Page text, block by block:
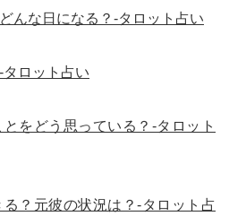
んな日になる？-タロット占い
ロット占い
をどう思っている？-タロット
？元彼の状況は？-タロット占